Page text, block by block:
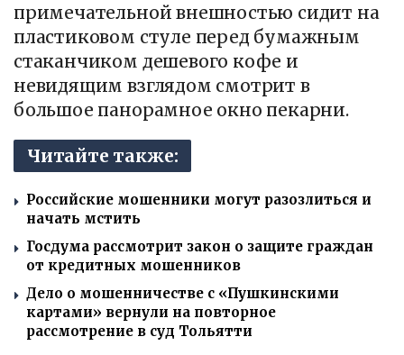
примечательной внешностью сидит на
пластиковом стуле перед бумажным
стаканчиком дешевого кофе и
невидящим взглядом смотрит в
большое панорамное окно пекарни.
Читайте также:
Российские мошенники могут разозлиться и
начать мстить
Госдума рассмотрит закон о защите граждан
от кредитных мошенников
Дело о мошенничестве с «Пушкинскими
картами» вернули на повторное
рассмотрение в суд Тольятти